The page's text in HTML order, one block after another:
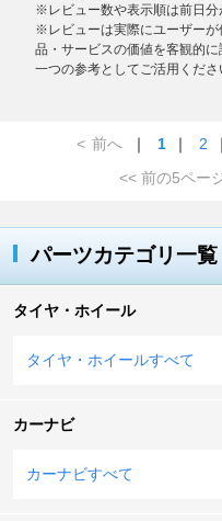
※レビュー数や表示順は前日分
※レビューは実際にユーザー
品・サービスの価値を客観的
一つの参考としてご活用くださ
< 前へ ｜ 1 ｜ 2
<< 前の5ペー
パーツカテゴリ一覧
タイヤ・ホイール
タイヤ・ホイールすべて
カーナビ
カーナビすべて